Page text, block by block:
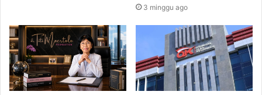
3 minggu ago